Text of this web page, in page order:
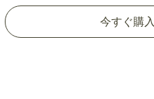
今すぐ購入